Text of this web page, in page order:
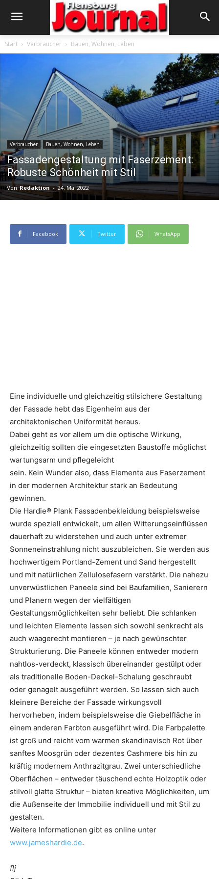
Start Verbraucher Bauen, Wohnen, Leben
Verbraucher Bauen, Wohnen, Leben
Fassadengestaltung mit Faserzement:
Robuste Schönheit mit Stil
Von Redaktion - 24. Mai 2022
Facebook Twitter WhatsApp
Eine individuelle und gleichzeitig stilsichere Gestaltung
der Fassade hebt das Eigenheim aus der
architektonischen Uniformität heraus.
Dabei geht es vor allem um die optische Wirkung,
gleichzeitig sollten die eingesetzten Baustoffe möglichst
wartungsarm und pflegeleicht
sein. Kein Wunder also, dass Elemente aus Faserzement
in der modernen Architektur stark an Bedeutung
gewinnen.
Die Hardie® Plank Fassadenbekleidung beispielsweise
wurde speziell entwickelt, um allen Witterungseinflüssen
dauerhaft zu widerstehen und auch unter extremer
Sonneneinstrahlung nicht auszubleichen. Sie werden aus
hochwertigem Portland-Zement und Sand hergestellt
und mit natürlichen Zellulosefasern verstärkt. Die nahezu
unverwüstlichen Paneele sind bei Baufamilien, Sanierern
und Planern wegen der vielfältigen
Gestaltungsmöglichkeiten sehr beliebt. Die schlanken
und leichten Elemente lassen sich sowohl senkrecht als
auch waagerecht montieren – je nach gewünschter
Strukturierung. Die Paneele können entweder modern
nahtlos-verdeckt, klassisch übereinander gestülpt oder
als traditionelle Boden-Deckel-Schalung geschraubt
oder genagelt ausgeführt werden. So lassen sich auch
kleinere Bereiche der Fassade wirkungsvoll
hervorheben, indem beispielsweise die Giebelfläche in
einem anderen Farbton ausgeführt wird. Die Farbpalette
ist groß und reicht vom warmen skandinavisch Rot über
sanftes Moosgrün oder dezentes Cashmere bis hin zu
kräftig modernem Anthrazitgrau. Zwei unterschiedliche
Oberflächen – entweder täuschend echte Holzoptik oder
stilvoll glatte Struktur – bieten kreative Möglichkeiten, um
die Außenseite der Immobilie individuell und mit Stil zu
gestalten.
Weitere Informationen gibt es online unter
www.jameshardie.de.
flj